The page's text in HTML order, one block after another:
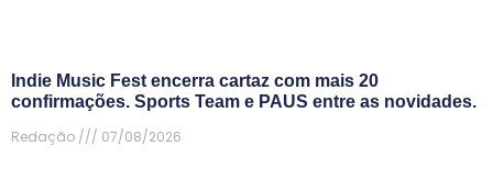
Indie Music Fest encerra cartaz com mais 20
confirmações. Sports Team e PAUS entre as novidades.
Redação
07/08/2026